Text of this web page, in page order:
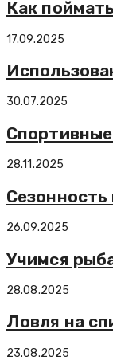
Как
17.09.2025
30.07.2025
28.11.2025
Сезонность
26.09.2025
Учимся
28.08.2025
Ловля на
23.08.2025